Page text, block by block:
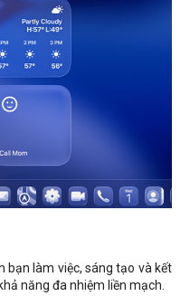
bạn làm việc, sáng tạo và kết
năng đa nhiệm liền mạch.